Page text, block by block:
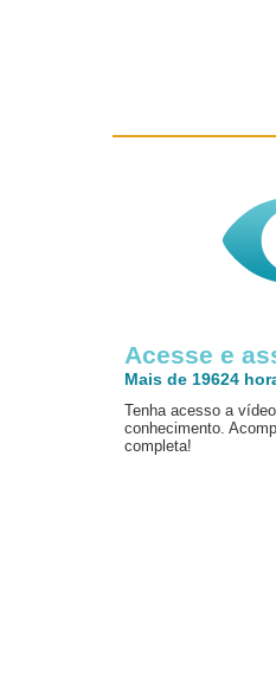
Acesse e
Mais de 19624
Tenha acesso a
conhecimento.
completa!